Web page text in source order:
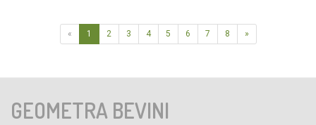
« 1 2 3 4 5 6 7 8 »
GEOMETRA BEVINI